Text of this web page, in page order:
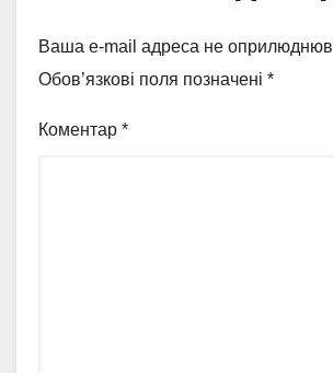
Ваша e-mail адреса не
Обов’язкові поля позначені *
Коментар *